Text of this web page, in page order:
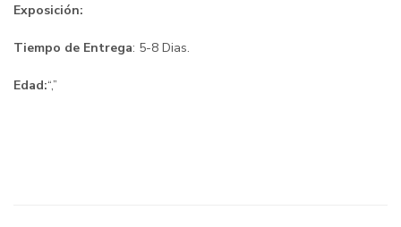
Exposición:
Tiempo de Entrega: 5-8 Dias.
Edad:“,”